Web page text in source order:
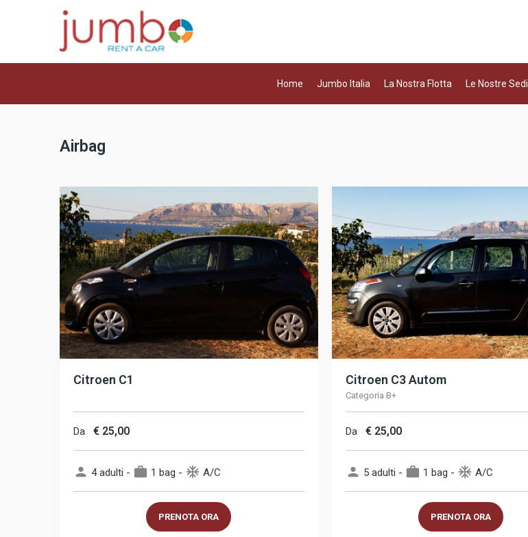
Home Jumbo Italia La Nostra Flotta Le Nostre Sedi
Airbag
Citroen C1
Da € 25,00
person 4 adulti - work 1 bag - ac_unit A/C
PRENOTA ORA
Citroen C3 Autom
Categoria B+
Da € 25,00
person 5 adulti - work 1 bag - ac_unit A/C
PRENOTA ORA